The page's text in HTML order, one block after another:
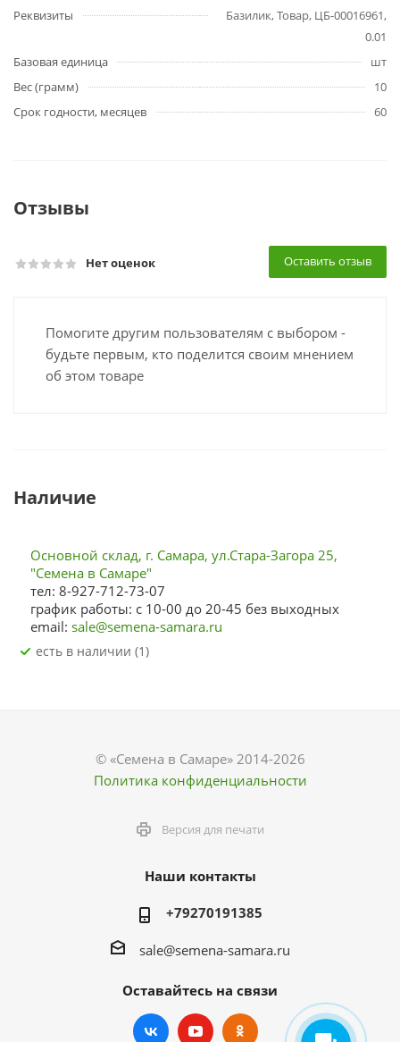
Реквизиты
Базилик, Товар, ЦБ-00016961,
0.01
Базовая единица
шт
Вес (грамм)
10
Срок годности, месяцев
60
Отзывы
Нет оценок Оставить отзыв
Помогите другим пользователям с выбором -
будьте первым, кто поделится своим мнением
об этом товаре
Наличие
Основной склад, г. Самара, ул.Стара-Загора 25,
"Семена в Самаре"
тел: 8-927-712-73-07
график работы: с 10-00 до 20-45 без выходных
email: sale@semena-samara.ru
Есть в наличии (1)
© «Семена в Самаре» 2014-2026
Политика конфиденциальности
Версия для печати
Наши контакты
+79270191385
sale@semena-samara.ru
Оставайтесь на связи